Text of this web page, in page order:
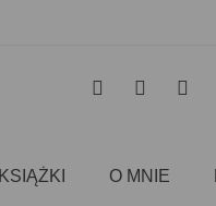
KSIĄŻKI O MNIE